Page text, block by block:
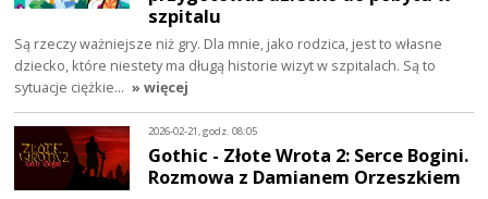
szpitalu
Są rzeczy ważniejsze niż gry. Dla mnie, jako rodzica, jest to własne
dziecko, które niestety ma długą historie wizyt w szpitalach. Są to
sytuacje ciężkie… » więcej
2026-02-21, godz. 08:05
Gothic - Złote Wrota 2: Serce Bogini.
Rozmowa z Damianem Orzeszkiem